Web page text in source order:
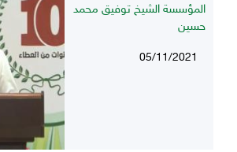
المؤسسة الشيخ توفيق محمد
حسين
05/11/2021